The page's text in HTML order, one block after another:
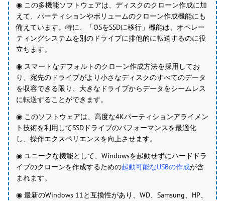
◉ この多機能ソフトウェアは、ディスクのクローン作成に加
えて、パーティションやボリュームのクローン作成機能にも
備えています。特に、「OSをSSDに移行」機能は、オペレー
ティングシステムを別のドライブに排他的に転送するのに役
立ちます。
◉ スマートなデフォルトのクローン作成方法を採用してお
り、宛先のドライブがより小さなディスクのすべてのデータ
を収容できる限り、大きなドライブからデータをシームレス
に転送することができます。
◉ このソフトウェアは、高度な4Kパーティションアライメン
ト技術を利用してSSDドライブのパフォーマンスを最適化
し、操作エクスペリエンスを向上させます。
◉ ユニークな機能として、Windowsを起動せずにハードドラ
イブのクローンを作成するための起動可能なUSBの作成が含
まれます。
◉ 最新のWindows 11と互換性があり、WD、Samsung、HP、